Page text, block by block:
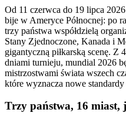
Od 11 czerwca do 19 lipca
bije w Ameryce Północnej: po
trzy państwa współdzielą
Stany Zjednoczone, Kanada i
gigantyczną piłkarską scenę. Z
dniami turnieju, mundial 2026
mistrzostwami świata wszech
które wyznacza nowe
Trzy państwa, 16 miast,